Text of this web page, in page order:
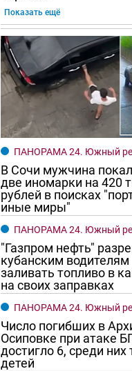
Показать ещё
ПАНОРАМА 24. Южный
В Сочи мужчина
две иномарки на 420
рублей в поисках
иные миры"
ПАНОРАМА 24. Южный
"Газпром нефть"
кубанским водителям
заливать топливо в
на своих заправках
ПАНОРАМА 24. Южный
Число погибших в
Осиповке при атаке
достигло 6, среди них
детей